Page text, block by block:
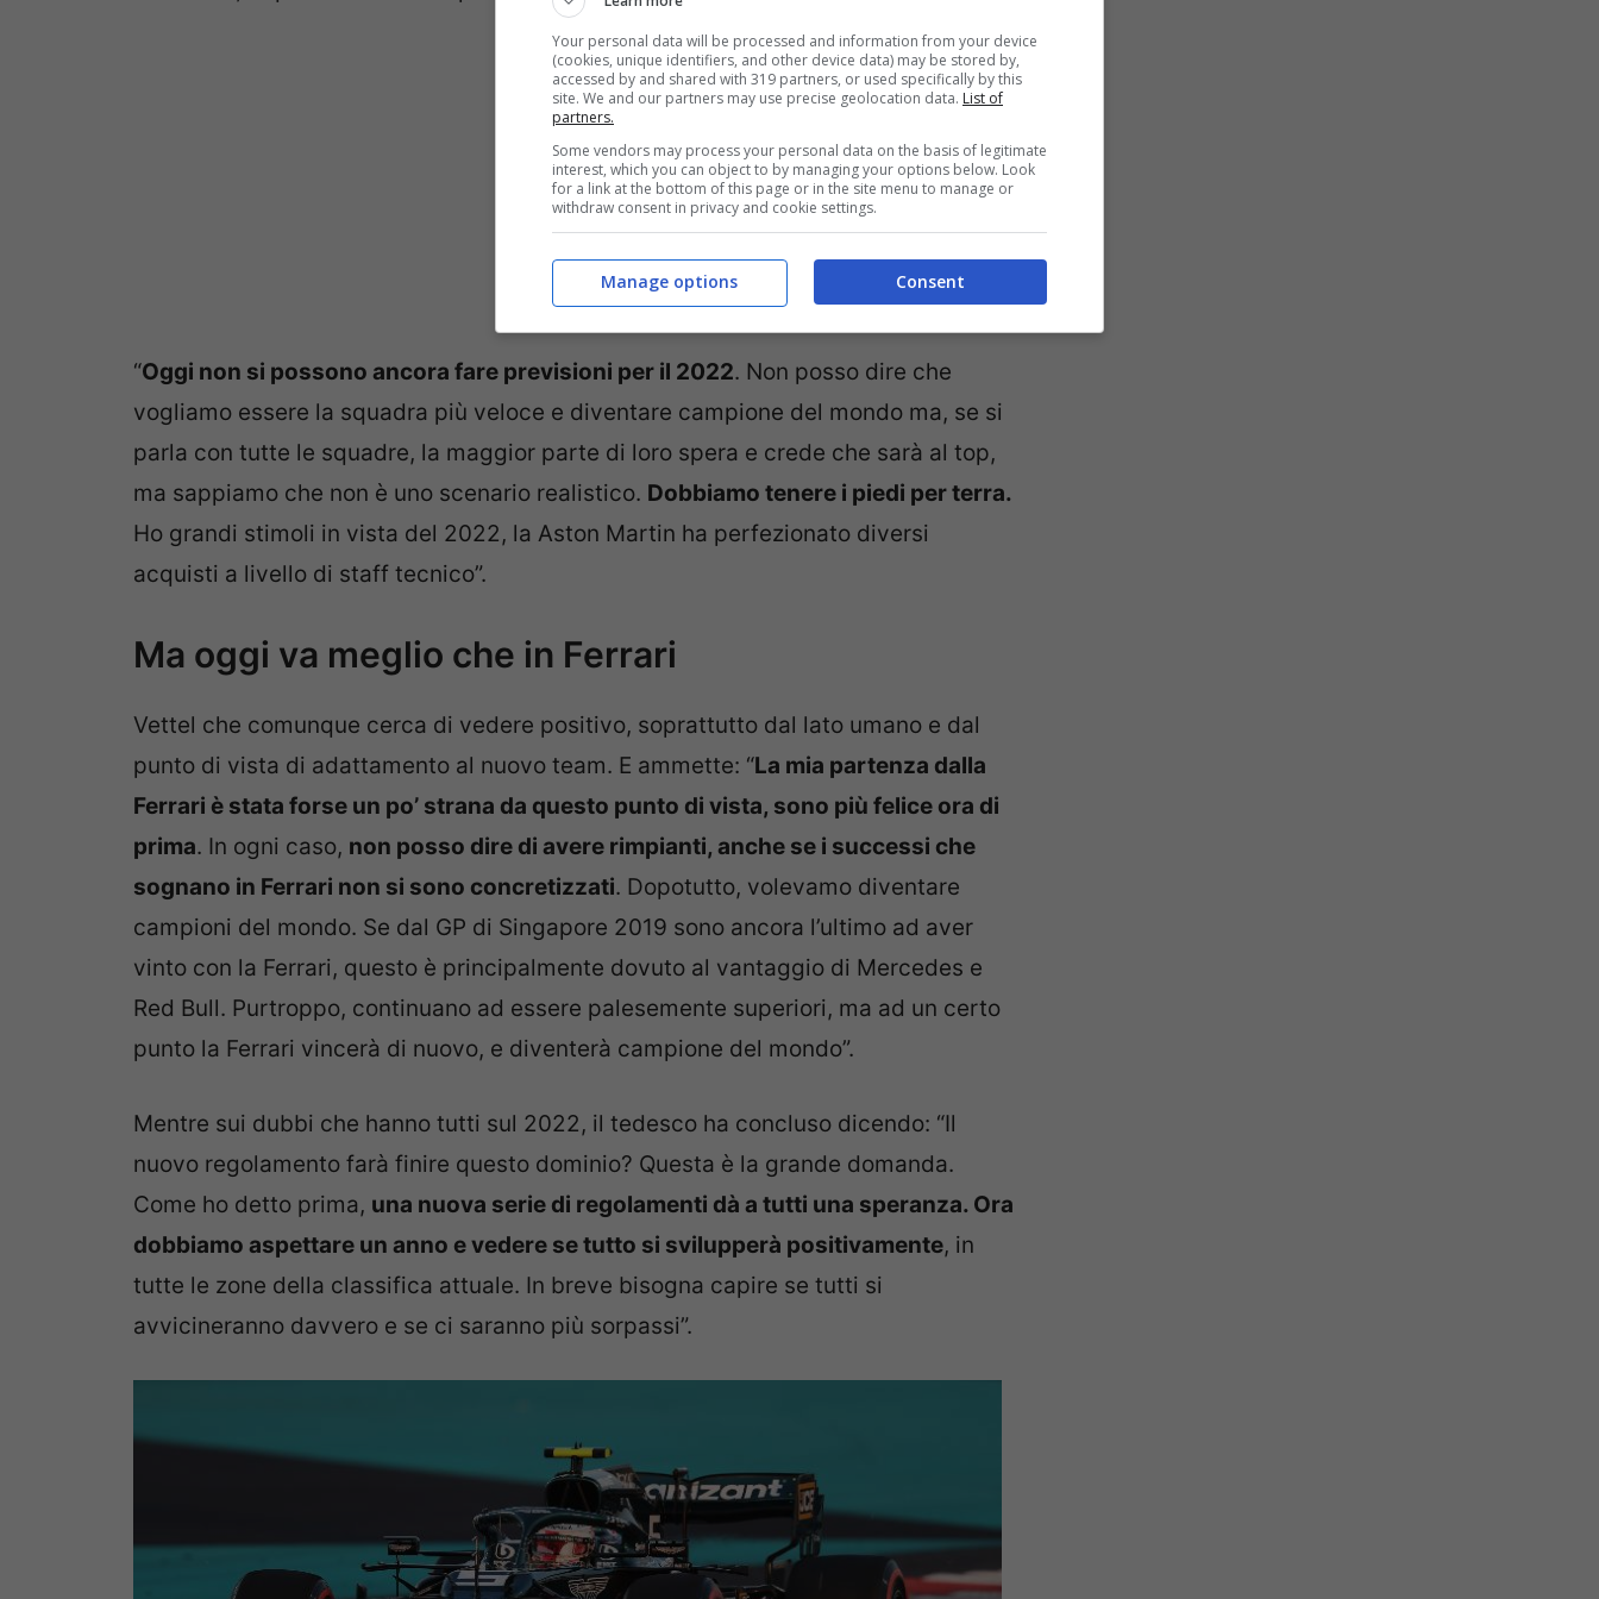
“Oggi non si possono ancora fare previsioni per il 2022. Non posso dire che
vogliamo essere la squadra più veloce e diventare campione del mondo ma, se si
parla con tutte le squadre, la maggior parte di loro spera e crede che sarà al top,
ma sappiamo che non è uno scenario realistico. Dobbiamo tenere i piedi per terra.
Ho grandi stimoli in vista del 2022, la Aston Martin ha perfezionato diversi
acquisti a livello di staff tecnico”.
Ma oggi va meglio che in Ferrari
Vettel che comunque cerca di vedere positivo, soprattutto dal lato umano e dal
punto di vista di adattamento al nuovo team. E ammette: “La mia partenza dalla
Ferrari è stata forse un po’ strana da questo punto di vista, sono più felice ora di
prima. In ogni caso, non posso dire di avere rimpianti, anche se i successi che
sognano in Ferrari non si sono concretizzati. Dopotutto, volevamo diventare
campioni del mondo. Se dal GP di Singapore 2019 sono ancora l’ultimo ad aver
vinto con la Ferrari, questo è principalmente dovuto al vantaggio di Mercedes e
Red Bull. Purtroppo, continuano ad essere palesemente superiori, ma ad un certo
punto la Ferrari vincerà di nuovo, e diventerà campione del mondo”.
Mentre sui dubbi che hanno tutti sul 2022, il tedesco ha concluso dicendo: “Il
nuovo regolamento farà finire questo dominio? Questa è la grande domanda.
Come ho detto prima, una nuova serie di regolamenti dà a tutti una speranza. Ora
dobbiamo aspettare un anno e vedere se tutto si svilupperà positivamente, in
tutte le zone della classifica attuale. In breve bisogna capire se tutti si
avvicineranno davvero e se ci saranno più sorpassi”.
Your personal data will be processed and information from your device
(cookies, unique identifiers, and other device data) may be stored by,
accessed by and shared with 319 partners, or used specifically by this
site. We and our partners may use precise geolocation data. List of
partners.
Some vendors may process your personal data on the basis of legitimate
interest, which you can object to by managing your options below. Look
for a link at the bottom of this page or in the site menu to manage or
withdraw consent in privacy and cookie settings.
Consent
Manage options